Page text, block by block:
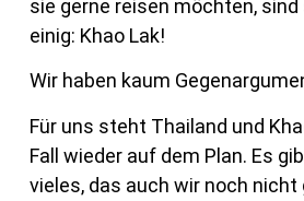
sie gerne reisen möchten, sind
einig: Khao Lak!
Wir haben kaum
Für uns steht Thailand und
Fall wieder auf dem Plan. Es
vieles, das auch wir noch nicht